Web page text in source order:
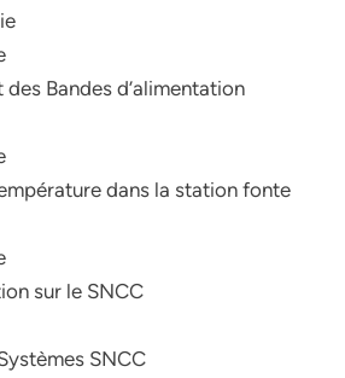
Bandes d’alimentation
dans la station fonte
sur le SNCC
SNCC